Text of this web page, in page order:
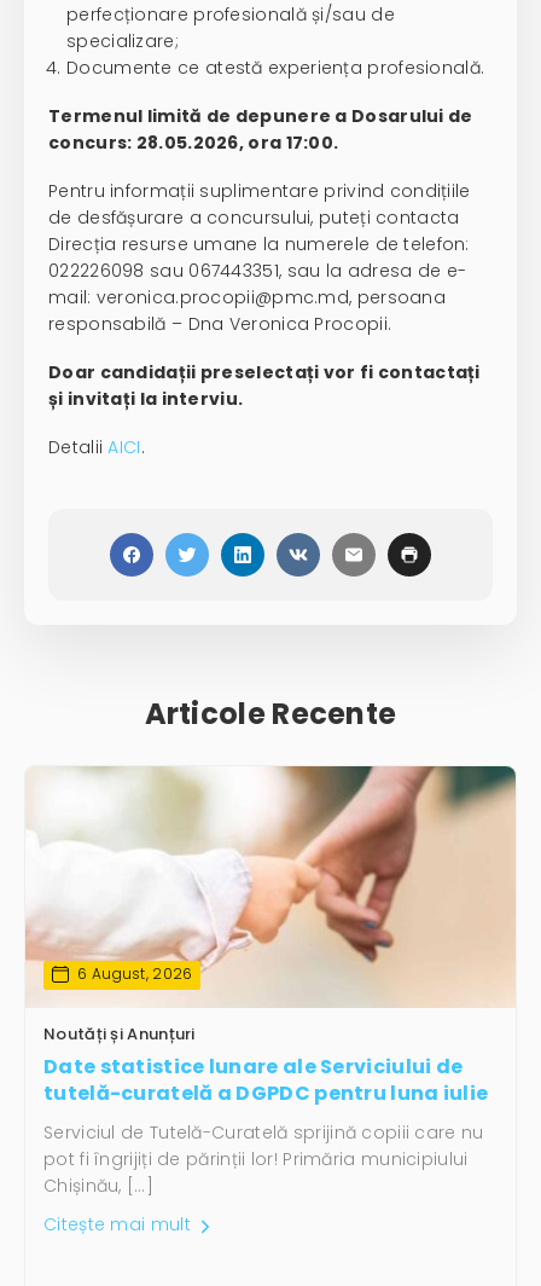
perfecționare profesională și/sau de
specializare;
Documente ce atestă experiența profesională.
Termenul limită de depunere a Dosarului de
concurs: 28.05.2026, ora 17:00.
Pentru informații suplimentare privind condițiile
de desfășurare a concursului, puteți contacta
Direcția resurse umane la numerele de telefon:
022226098 sau 067443351, sau la adresa de e-
mail: veronica.procopii@pmc.md, persoana
responsabilă – Dna Veronica Procopii.
Doar candidații preselectați vor fi contactați
și invitați la interviu.
DetaliiAICI.
Articole Recente
6 August, 2026
Noutăți și Anunțuri
Date statistice lunare ale Serviciului de
tutelă-curatelă a DGPDC pentru luna iulie
Serviciul de Tutelă-Curatelă sprijină copiii care nu
pot fi îngrijiți de părinții lor! Primăria municipiului
Chișinău, […]
Citește mai mult